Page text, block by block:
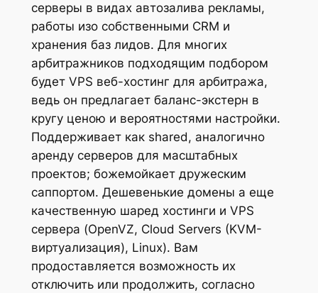
серверы в видах автозалива рекламы,
работы изо собственными CRM и
хранения баз лидов. Для многих
арбитражников подходящим подбором
будет VPS веб-хостинг для арбитража,
ведь он предлагает баланс-экстерн в
кругу ценою и вероятностями настройки.
Поддерживает как shared, аналогично
аренду серверов для масштабных
проектов; божемойкает дружеским
саппортом. Дешевенькие домены а еще
качественную шаред хостинги и VPS
сервера (OpenVZ, Cloud Servers (KVM-
виртуализация), Linux). Вам
продоставляется возможность их
отключить или продолжить, согласно